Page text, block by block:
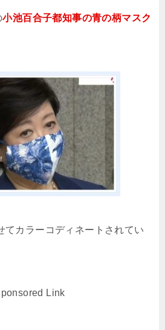
小池百合子都知事の青の柄マスク
てカラーコディネートされてい
Link